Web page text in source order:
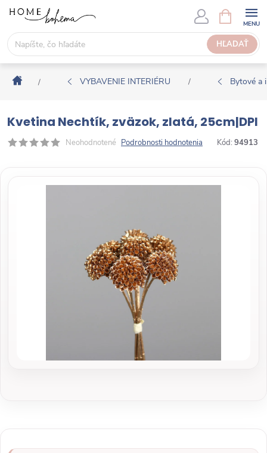
s
HĽADAŤ
Á
K
U
P
N
O
Í
Domov
/ VYBAVENIE INTERIÉRU / Bytové a
Kvetina Nechtík, zväzok, zlatá, 25cm|DPI
Neohodnotené Podrobnosti hodnotenia Kód: 94913